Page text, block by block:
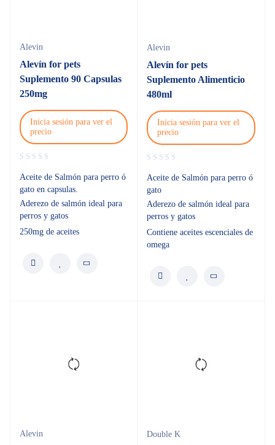
Alevin
Alevín for pets
Suplemento 90 Capsulas
250mg
Inicia sesión para ver el
precio
Aceite de Salmón para perro ó
gato en capsulas.
Aderezo de salmón ideal para
perros y gatos
250mg de aceites
Alevin
Alevín for pets
Suplemento Alimenticio
480ml
Inicia sesión para ver el
precio
Aceite de Salmón para perro ó
gato
Aderezo de salmón ideal para
perros y gatos
Contiene aceites escenciales de
omega
Alevin Double K